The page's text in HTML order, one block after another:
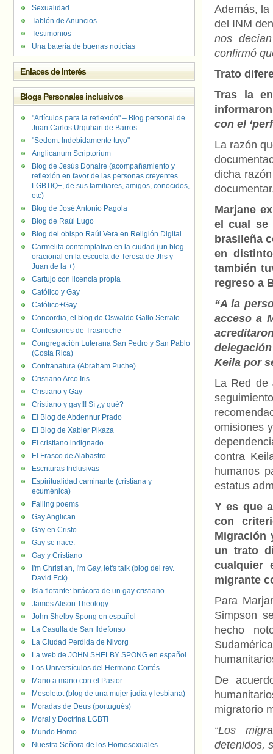
Además, la
del INM
nos
confirmó
Trato
Tras la
con el
La razón
dicha
Marjane
el cual se
brasileña
en
también
regreso a
“A la
acceso a
Keila por
La Red de
omisiones
contra
humanos
estatus
Y es que
con
Migración
un trato
cualquier
migrante
Para
Simpson
hecho
De
migratorio
“Los
detenidos,
Sexualidad
Tablón de Anuncios
Testimonios
Una batería de buenas noticias
Enlaces de Interés
Blogs Personales inclusivos
"Artículos para la reflexión" – Blog personal de
Juan Carlos Urquhart de Barros.
"Sedom. Indebidamente tuyo"
Anglicanum Scriptorium
Blog de Jesús Donaire (acompañamiento y
reflexión en favor de las personas creyentes
LGBTIQ+, de sus familiares, amigos, conocidos,
etc)
Blog de José Antonio Pagola
Blog de Raúl Lugo
Blog del obispo Raúl Vera en Religión Digital
Carmelita contemplativo en la ciudad (un blog
oracional en la escuela de Teresa de Jhs y
Juan de la +)
Cartujo con licencia propia
Católico y Gay
Católico+Gay
Concordia, el blog de Oswaldo Gallo Serrato
Confesiones de Trasnoche
Congregación Luterana San Pedro y San Pablo
(Costa Rica)
Contranatura (Abraham Puche)
Cristiano Arco Iris
Cristiano y Gay
Cristiano y gay!!! Sí ¿y qué?
El Blog de Abdennur Prado
El Blog de Xabier Pikaza
El cristiano indignado
El Frasco de Alabastro
Escrituras Inclusivas
Espiritualidad caminante (cristiana y
ecuménica)
Falling poems
Gay Anglican
Gay en Cristo
Gay se nace.
Gay y Cristiano
I'm Christian, I'm Gay, let's talk (blog del rev.
David Eck)
Isla flotante: bitácora de un gay cristiano
James Alison Theology
John Shelby Spong en español
La Casulla de San Ildefonso
La Ciudad Perdida de Nivorg
La web de JOHN SHELBY SPONG en español
Los Universículos del Hermano Cortés
Mano a mano con el Pastor
Mesoletot (blog de una mujer judía y lesbiana)
Moradas de Deus (portugués)
Moral y Doctrina LGBTI
Mundo Homo
Nuestra Señora de los Homosexuales